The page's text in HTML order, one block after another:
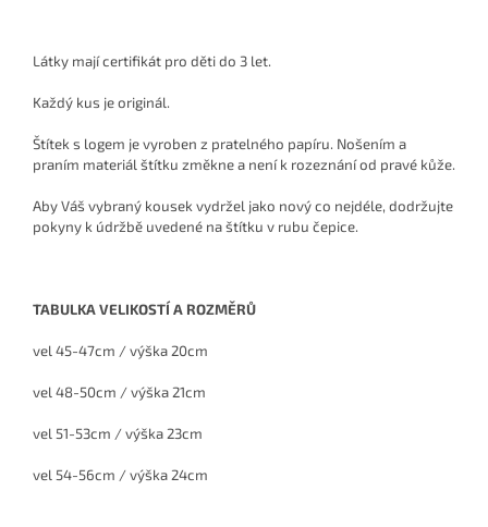
Látky mají certifikát pro děti do 3 let.
Každý kus je originál.
Štítek s logem je vyroben z pratelného papíru. Nošením a
praním materiál štítku změkne a není k rozeznání od pravé kůže.
Aby Váš vybraný kousek vydržel jako nový co nejdéle, dodržujte
pokyny k údržbě uvedené na štítku v rubu čepice.
TABULKA VELIKOSTÍ A ROZMĚRŮ
vel 45-47cm / výška 20cm
vel 48-50cm / výška 21cm
vel 51-53cm / výška 23cm
vel 54-56cm / výška 24cm